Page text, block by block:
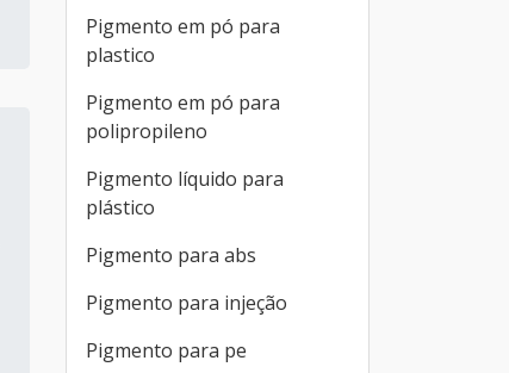
Pigmento em pó para
plastico
Pigmento em pó para
polipropileno
Pigmento líquido para
plástico
Pigmento para abs
Pigmento para injeção
Pigmento para pe